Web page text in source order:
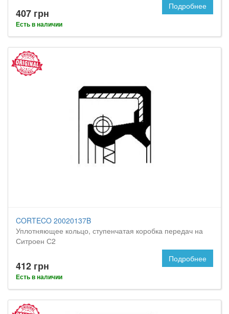
407 грн
Есть в наличии
Подробнее
CORTECO 20020137B
Уплотняющее кольцо, ступенчатая коробка передач на
Ситроен С2
412 грн
Есть в наличии
Подробнее